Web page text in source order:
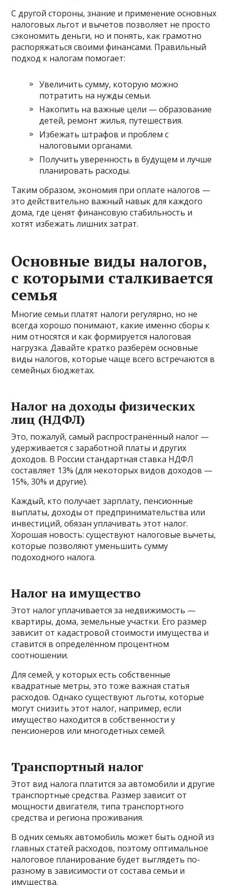
С другой стороны, знание и применение основных
налоговых льгот и вычетов позволяет не просто
сэкономить деньги, но и понять, как грамотно
распоряжаться своими финансами. Правильный
подход к налогам помогает:
Увеличить сумму, которую можно
потратить на нужды семьи.
Накопить на важные цели — образование
детей, ремонт жилья, путешествия.
Избежать штрафов и проблем с
налоговыми органами.
Получить уверенность в будущем и лучше
планировать расходы.
Таким образом, экономия при оплате налогов —
это действительно важный навык для каждого
дома, где ценят финансовую стабильность и
хотят избежать лишних затрат.
Основные виды налогов,
с которыми сталкивается
семья
Многие семьи платят налоги регулярно, но не
всегда хорошо понимают, какие именно сборы к
ним относятся и как формируется налоговая
нагрузка. Давайте кратко разберём основные
виды налогов, которые чаще всего встречаются в
семейных бюджетах.
Налог на доходы физических
лиц (НДФЛ)
Это, пожалуй, самый распространённый налог —
удерживается с заработной платы и других
доходов. В России стандартная ставка НДФЛ
составляет 13% (для некоторых видов доходов —
15%, 30% и другие).
Каждый, кто получает зарплату, пенсионные
выплаты, доходы от предпринимательства или
инвестиций, обязан уплачивать этот налог.
Хорошая новость: существуют налоговые вычеты,
которые позволяют уменьшить сумму
подоходного налога.
Налог на имущество
Этот налог уплачивается за недвижимость —
квартиры, дома, земельные участки. Его размер
зависит от кадастровой стоимости имущества и
ставится в определённом процентном
соотношении.
Для семей, у которых есть собственные
квадратные метры, это тоже важная статья
расходов. Однако существуют льготы, которые
могут снизить этот налог, например, если
имущество находится в собственности у
пенсионеров или многодетных семей.
Транспортный налог
Этот вид налога платится за автомобили и другие
транспортные средства. Размер зависит от
мощности двигателя, типа транспортного
средства и региона проживания.
В одних семьях автомобиль может быть одной из
главных статей расходов, поэтому оптимальное
налоговое планирование будет выглядеть по-
разному в зависимости от состава семьи и
имущества.